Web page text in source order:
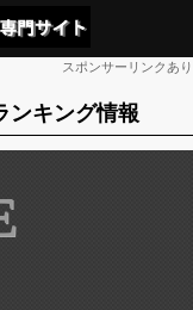
スポンサーリンクあり
ンキング情報